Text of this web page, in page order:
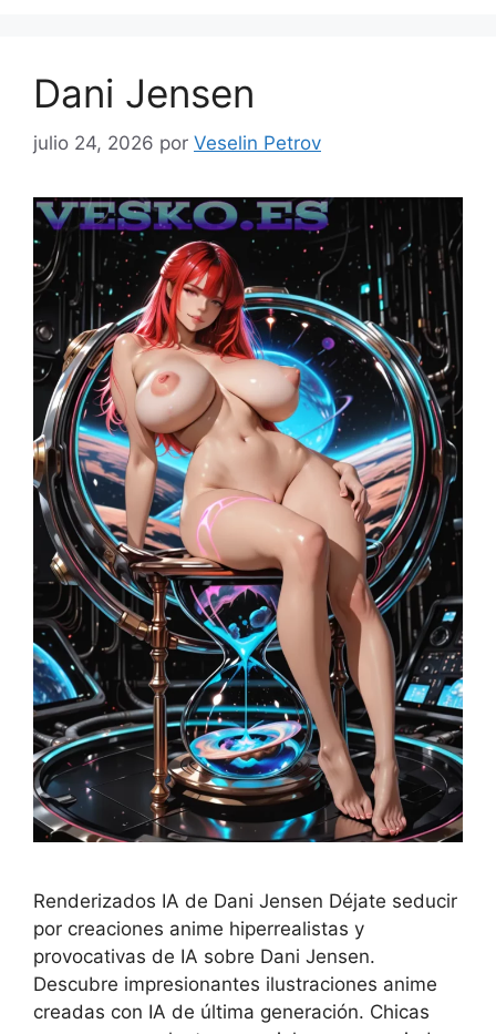
Dani Jensen
julio 24, 2026 por Veselin Petrov
Renderizados IA de Dani Jensen Déjate seducir
por creaciones anime hiperrealistas y
provocativas de IA sobre Dani Jensen.
Descubre impresionantes ilustraciones anime
creadas con IA de última generación. Chicas